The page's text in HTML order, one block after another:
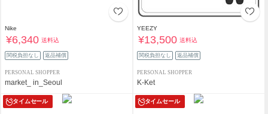
Nike
¥6,340 送料込
関税負担なし 返品補償
PERSONAL SHOPPER
market_ in_Seoul
YEEZY
¥13,500 送料込
関税負担なし 返品補償
PERSONAL SHOPPER
K-Ket
タイムセール タイムセール